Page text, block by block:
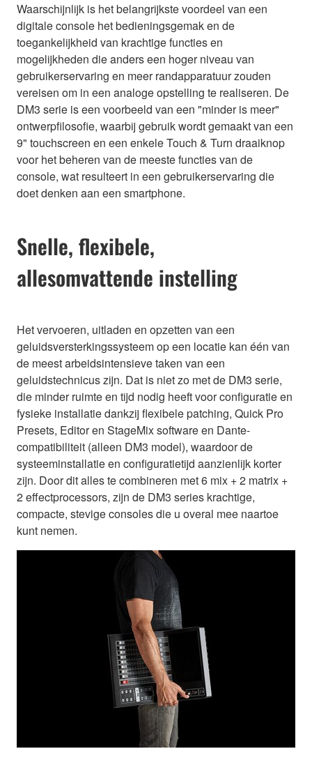
Waarschijnlijk is het belangrijkste voordeel van een
digitale console het bedieningsgemak en de
toegankelijkheid van krachtige functies en
mogelijkheden die anders een hoger niveau van
gebruikerservaring en meer randapparatuur zouden
vereisen om in een analoge opstelling te realiseren. De
DM3 serie is een voorbeeld van een "minder is meer"
ontwerpfilosofie, waarbij gebruik wordt gemaakt van een
9" touchscreen en een enkele Touch & Turn draaiknop
voor het beheren van de meeste functies van de
console, wat resulteert in een gebruikerservaring die
doet denken aan een smartphone.
Snelle, flexibele,
allesomvattende instelling
Het vervoeren, uitladen en opzetten van een
geluidsversterkingssysteem op een locatie kan één van
de meest arbeidsintensieve taken van een
geluidstechnicus zijn. Dat is niet zo met de DM3 serie,
die minder ruimte en tijd nodig heeft voor configuratie en
fysieke installatie dankzij flexibele patching, Quick Pro
Presets, Editor en StageMix software en Dante-
compatibiliteit (alleen DM3 model), waardoor de
systeeminstallatie en configuratietijd aanzienlijk korter
zijn. Door dit alles te combineren met 6 mix + 2 matrix +
2 effectprocessors, zijn de DM3 series krachtige,
compacte, stevige consoles die u overal mee naartoe
kunt nemen.